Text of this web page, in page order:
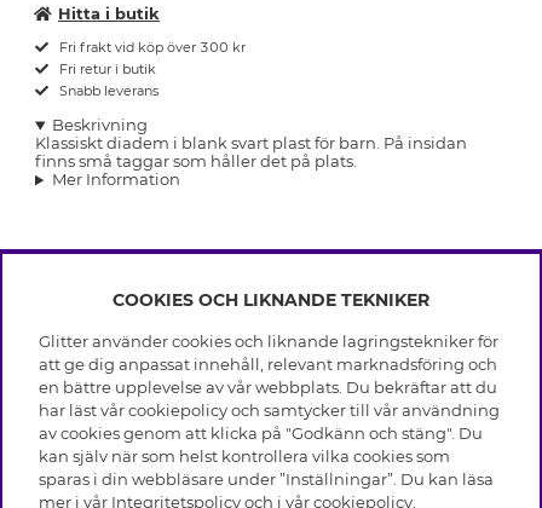
Hitta i butik
Fri frakt vid köp över 300 kr
Fri retur i butik
Snabb leverans
Beskrivning
Klassiskt diadem i blank svart plast för barn. På insidan
finns små taggar som håller det på plats.
Mer Information
INFO
Leverans
Villkor
Integritetspolicy
Cookies
Medlemsvillkor
Jobba hos Glitter
OM GLITTER
Black Friday
Våra butiker
Varumärken
Företagshistoria
HJÄLP
Vanliga frågor
COOKIES OCH LIKNANDE TEKNIKER
Glitter använder cookies och liknande lagringstekniker för
att ge dig anpassat innehåll, relevant marknadsföring och
en bättre upplevelse av vår webbplats. Du bekräftar att du
har läst vår cookiepolicy och samtycker till vår användning
av cookies genom att klicka på "Godkänn och stäng". Du
kan själv när som helst kontrollera vilka cookies som
sparas i din webbläsare under ”Inställningar”. Du kan läsa
mer i vår Integritetspolicyoch i vårcookiepolicy